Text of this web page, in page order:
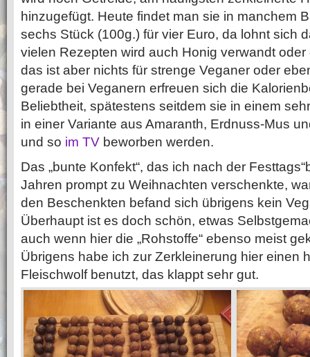
hinzugefügt. Heute findet man sie in manchem
sechs Stück (100g.) für vier Euro, da lohnt sich
vielen Rezepten wird auch Honig verwandt
das ist aber nichts für strenge Veganer oder
gerade bei Veganern erfreuen sich die
Beliebtheit, spätestens seitdem sie in einem
in einer Variante aus Amaranth, Erdnuss-Mus
und so im TV beworben werden.
Das „bunte Konfekt“, das ich nach der
Jahren prompt zu Weihnachten verschenkte,
den Beschenkten befand sich übrigens kein
Überhaupt ist es doch schön, etwas
auch wenn hier die „Rohstoffe“ ebenso meist
Übrigens habe ich zur Zerkleinerung hier einen
Fleischwolf benutzt, das klappt sehr gut.